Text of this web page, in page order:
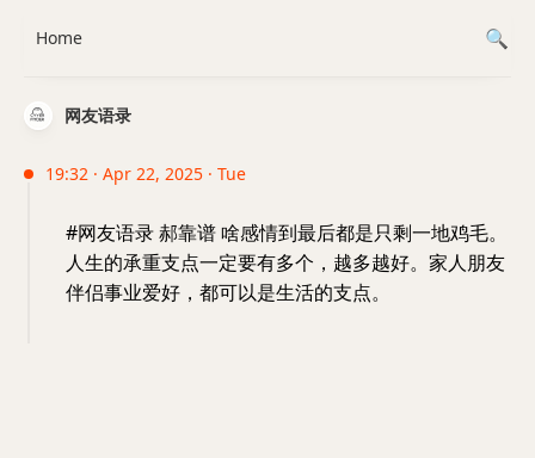
网友语录
19:32 · Apr 22, 2025 · Tue
#网友语录 郝靠谱 啥感情到最后都是只剩一地鸡毛。
人生的承重支点一定要有多个，越多越好。家人朋友
伴侣事业爱好，都可以是生活的支点。
Home